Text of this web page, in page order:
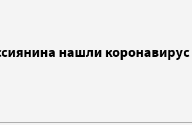
нашли коронавирус